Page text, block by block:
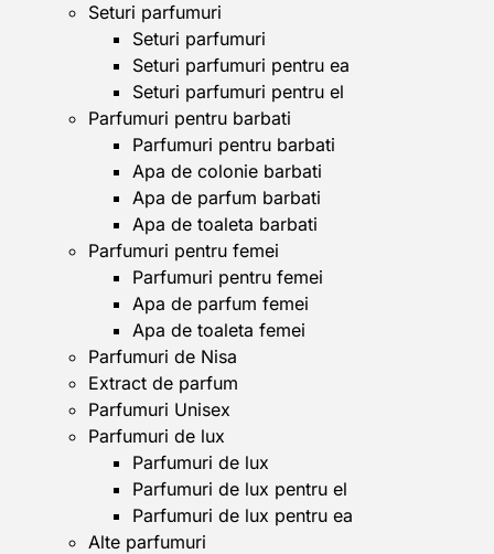
Seturi parfumuri
Seturi parfumuri
Seturi parfumuri pentru ea
Seturi parfumuri pentru el
Parfumuri pentru barbati
Parfumuri pentru barbati
Apa de colonie barbati
Apa de parfum barbati
Apa de toaleta barbati
Parfumuri pentru femei
Parfumuri pentru femei
Apa de parfum femei
Apa de toaleta femei
Parfumuri de Nisa
Extract de parfum
Parfumuri Unisex
Parfumuri de lux
Parfumuri de lux
Parfumuri de lux pentru el
Parfumuri de lux pentru ea
Alte parfumuri